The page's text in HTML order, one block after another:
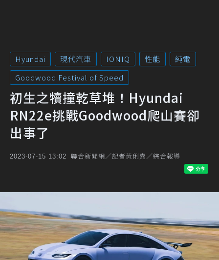
Hyundai 現代汽車 IONIQ 性能
純電
Goodwood Festival of Speed
初生之犢撞乾草堆！Hyundai
RN22e挑戰Goodwood爬山賽卻
出事了
2023-07-15 13:02 聯合新聞網／記者黃俐嘉／綜合報導